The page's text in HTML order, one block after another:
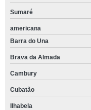
Sumaré
americana
Barra do Una
Brava da Almada
Cambury
Cubatão
Ilhabela